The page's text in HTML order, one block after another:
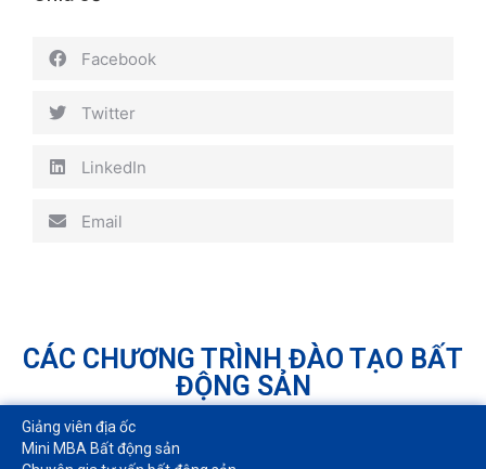
Facebook
Twitter
LinkedIn
Email
CÁC CHƯƠNG TRÌNH ĐÀO TẠO BẤT
ĐỘNG SẢN
Giảng viên địa ốc
Mini MBA Bất động sản